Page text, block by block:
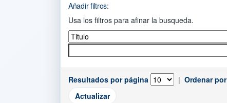
Añadir filtros:
Usa los filtros para afinar la busqueda.
Resultados por página | Ordenar por